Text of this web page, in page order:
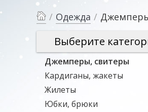
/ Одежда /
Выберите
Джемперы, свитеры
Кардиганы, жакеты
Жилеты
Юбки, брюки